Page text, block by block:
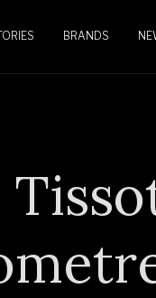
BRANDS